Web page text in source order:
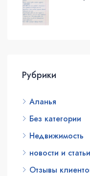
Рубрики
Аланья
Без категории
Недвижимость
новости и статьи
Отзывы